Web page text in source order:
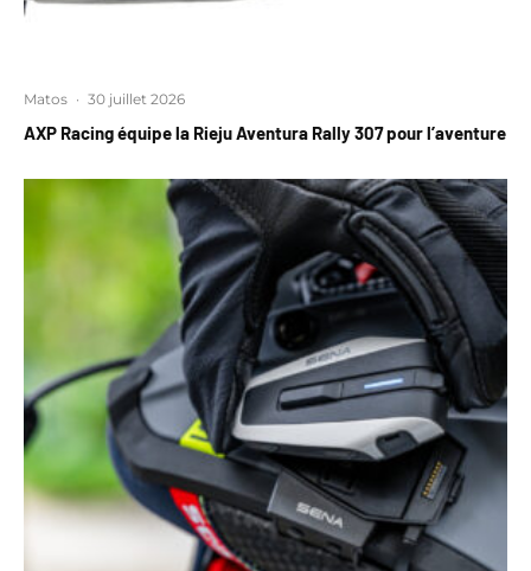
Matos · 30 juillet 2026
AXP Racing équipe la Rieju Aventura Rally 307 pour l’aventure